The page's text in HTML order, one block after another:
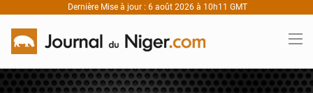
Dernière Mise à jour : 6 août 2026 à 10h11 GMT